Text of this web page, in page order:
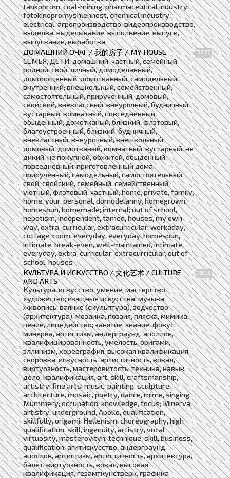
tankoprom, coal-mining, pharmaceutical industry,
fotokinopromyshlennost, chemical industry,
electrical, агропроизводство, видеопроизводство,
выделка, выделывание, выполнение, выпуск,
выпускание, выработка
ДОМАШНИЙ ОЧАГ / 我的房子 / MY HOUSE
3627
СЕМЬЯ, ДЕТИ, домашний, частный, семейный,
родной, свой, личный, домоделанный,
доморощенный, домотканный, самодельный;
внутренний; внешкольный, семейственный,
самостоятельный, прирученный, домовый,
свойский, внеклассный, внеурочный, будничный,
кустарный, комнатный, повседневный,
обыденный, домотканый, близкий, флэтовый,
благоустроенный, близкий, будничный,
внеклассный, внеурочный, внешкольный,
домовый, домотканый, комнатный, кустарный, не
дикий, не покупной, обжитой, обыденный,
повседневный, приготовленный дома,
прирученный, самодельный, самостоятельный,
свой, свойский, семейный, семейственный,
уютный, флэтовый, частный, home, private, family,
home, your, personal, domodelanny, homegrown,
homespun, homemade; internal; out of school,
nepotism, independent, tamed, houses, my own
way, extra-curricular, extracurricular, workaday,
cottage, room, everyday, everyday, homespun,
intimate, break-even, well-maintained, intimate,
everyday, extra-curricular, extracurricular, out of
school, houses
КУЛЬТУРА И ИСКУССТВО / 文化艺术 / CULTURE
AND ARTS
1903
Культура, искусство, умение, мастерство,
художество; изящные искусства: музыка,
живопись, ваяние (скульптура), зодчество
(архитектура), мозаика, поэзия, пляска, мимика,
пение, лицедейство; занятие, знание, фокус;
минерва, артистизм, андерграунд, аполлон,
квалифицированность, умелость, оригами,
эллинизм, хореография, высокая квалификация,
сноровка, искусность, артистичность, вокал,
виртуозность, мастеровитость, техника, навык,
дело, квалификация, art, skill, craftsmanship,
artistry; fine arts: music, painting, sculpture,
architecture, mosaic, poetry, dance, mime, singing,
Mummery; occupation, knowledge, focus; Minerva,
artistry, underground, Apollo, qualification,
skillfully, origami, Hellenism, choreography, high
qualification, skill, ingenuity, artistry, vocal
virtuosity, masterovityh, technique, skill, business,
qualification, агитискусство, андерграунд,
аполлон, артистизм, артистичность, архитектура,
балет, виртуозность, вокал, высокая
квалификация, гезамткунстверк, графика